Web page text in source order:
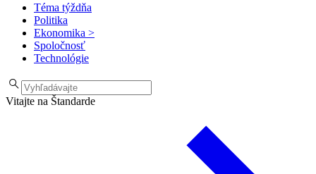
Téma týždňa
Politika
Ekonomika >
Spoločnosť
Technológie
Vitajte na Štandarde